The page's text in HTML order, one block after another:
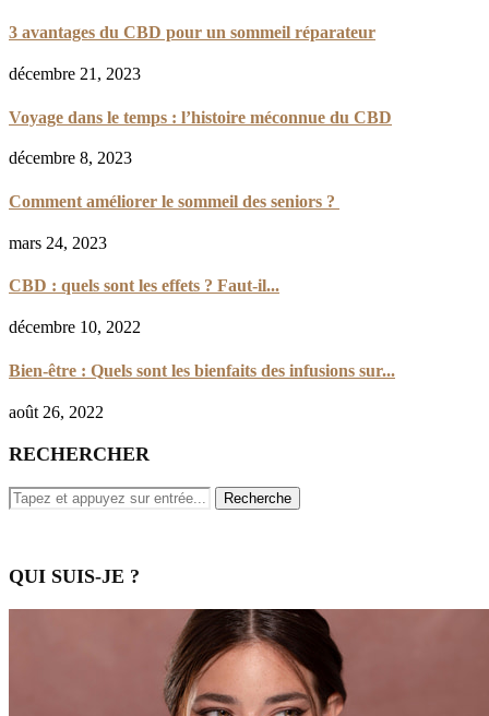
3 avantages du CBD pour un sommeil réparateur
décembre 21, 2023
Voyage dans le temps : l’histoire méconnue du CBD
décembre 8, 2023
Comment améliorer le sommeil des seniors ?
mars 24, 2023
CBD : quels sont les effets ? Faut-il...
décembre 10, 2022
Bien-être : Quels sont les bienfaits des infusions sur...
août 26, 2022
RECHERCHER
QUI SUIS-JE ?